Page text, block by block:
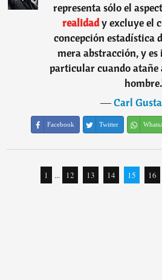
representa sólo el
realidady excluye el
concepción estadística
mera abstracción, y
particular cuando atañe
hombre.
―Carl
Facebook Twitter
1 ... 12 13 14 15 16